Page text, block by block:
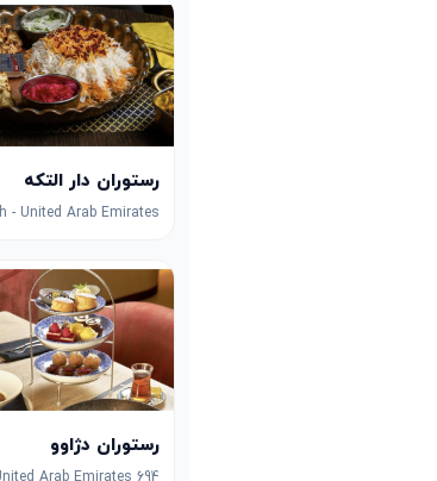
رستوران دار التکه
رستوران دژاوو